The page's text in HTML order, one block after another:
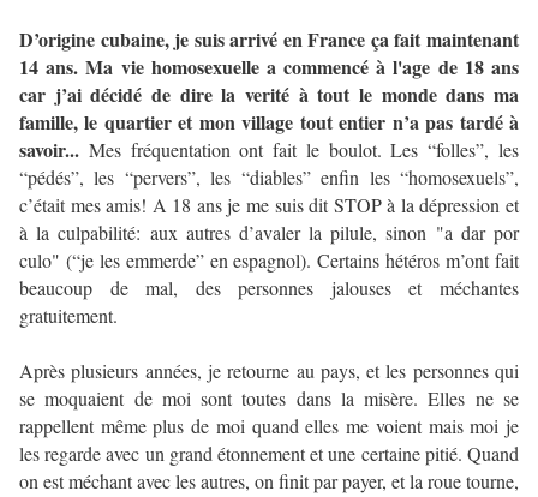
D’origine cubaine, je suis arrivé en France ça fait maintenant
14 ans. Ma vie homosexuelle a commencé à l'age de 18 ans
car j’ai décidé de dire la verité à tout le monde dans ma
famille, le quartier et mon village tout entier n’a pas tardé à
savoir... Mes fréquentation ont fait le boulot. Les “folles”, les
“pédés”, les “pervers”, les “diables” enfin les “homosexuels”,
c’était mes amis! A 18 ans je me suis dit STOP à la dépression et
à la culpabilité: aux autres d’avaler la pilule, sinon "a dar por
culo" (“je les emmerde” en espagnol). Certains hétéros m’ont fait
beaucoup de mal, des personnes jalouses et méchantes
gratuitement.
Après plusieurs années, je retourne au pays, et les personnes qui
se moquaient de moi sont toutes dans la misère. Elles ne se
rappellent même plus de moi quand elles me voient mais moi je
les regarde avec un grand étonnement et une certaine pitié. Quand
on est méchant avec les autres, on finit par payer, et la roue tourne,